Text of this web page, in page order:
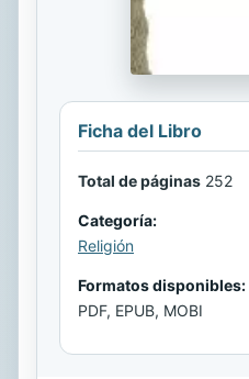
Ficha del Libro
Total de páginas 252
Categoría:
Religión
Formatos disponibles:
PDF, EPUB, MOBI